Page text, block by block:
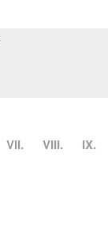
VII. VIII. IX.